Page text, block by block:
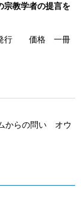
宗教学者の提言を
発行 価格 一冊
からの問い オウ